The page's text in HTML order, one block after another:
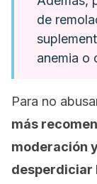
de
anemia o
Para no
más
moderación
desperdiciar